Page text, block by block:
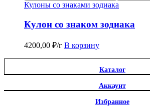
Кулоны со знаками зодиака
Кулон со знаком зодиака
4200,00 ₽/г В корзину
Каталог
Аккаунт
Избранное